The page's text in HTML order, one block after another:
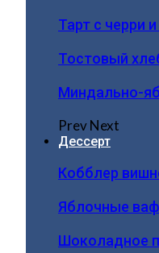
Тарт с черри
Тостовый
Миндально-
PrevNext
Дессерт
Кобблер
Яблочные
Шоколадное